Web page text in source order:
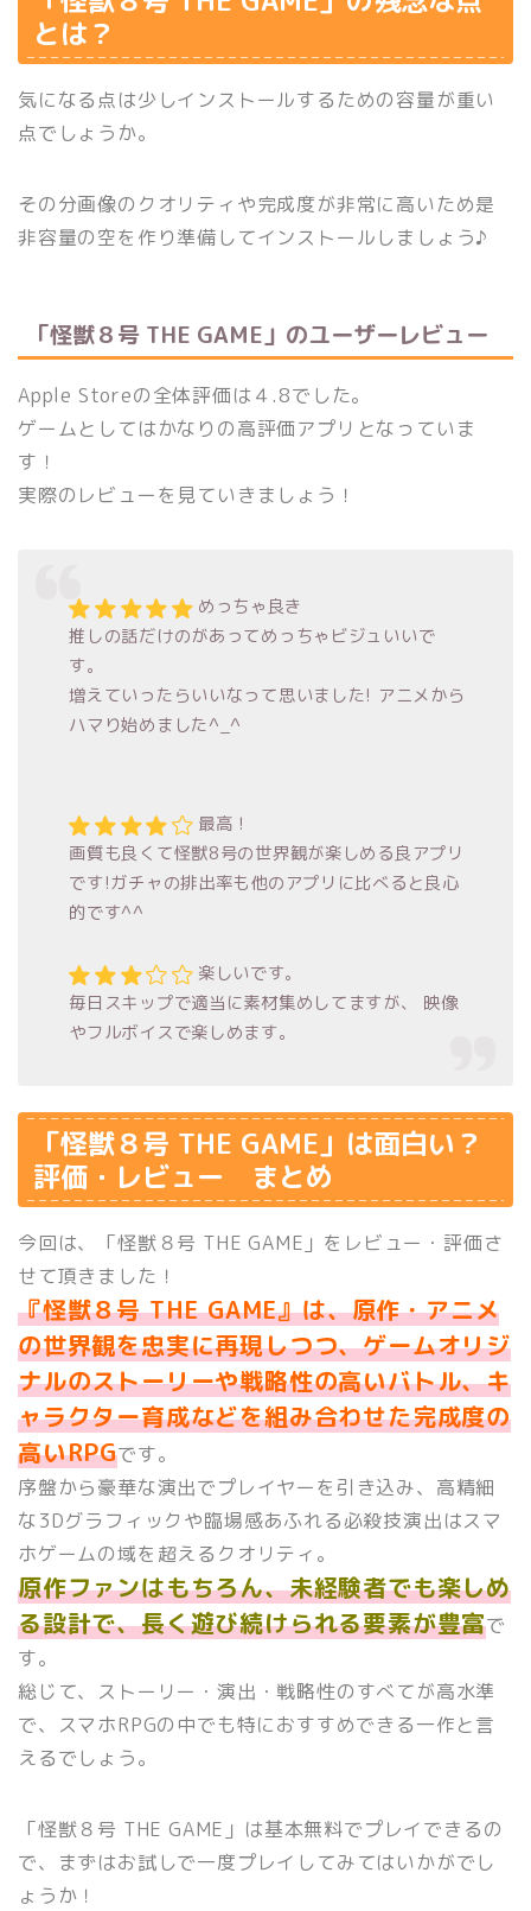
とは？
気になる点は少しインストールするための容量が重い
点でしょうか。
その分画像のクオリティや完成度が非常に高いため是
非容量の空を作り準備してインストールしましょう♪
「怪獣８号 THE GAME」のユーザーレビュー
Apple Storeの全体評価は４.8でした。
ゲームとしてはかなりの高評価アプリとなっていま
す！
実際のレビューを見ていきましょう！
めっちゃ良き
推しの話だけのがあってめっちゃビジュいいで
す。
増えていったらいいなって思いました! アニメから
ハマり始めました^_^
最高！
画質も良くて怪獣8号の世界観が楽しめる良アプリ
です!ガチャの排出率も他のアプリに比べると良心
的です^^
楽しいです。
毎日スキップで適当に素材集めしてますが、 映像
やフルボイスで楽しめます。
「怪獣８号 THE GAME」は面白い？
評価・レビュー まとめ
今回は、「怪獣８号 THE GAME」をレビュー・評価さ
せて頂きました！
『怪獣８号 THE GAME』は、原作・アニメ
の世界観を忠実に再現しつつ、ゲームオリジ
ナルのストーリーや戦略性の高いバトル、キ
ャラクター育成などを組み合わせた完成度の
高いRPGです。
序盤から豪華な演出でプレイヤーを引き込み、高精細
な3Dグラフィックや臨場感あふれる必殺技演出はスマ
ホゲームの域を超えるクオリティ。
原作ファンはもちろん、未経験者でも楽しめ
る設計で、長く遊び続けられる要素が豊富で
す。
総じて、ストーリー・演出・戦略性のすべてが高水準
で、スマホRPGの中でも特におすすめできる一作と言
えるでしょう。
「怪獣８号 THE GAME」は基本無料でプレイできるの
で、まずはお試しで一度プレイしてみてはいかがでし
ょうか！